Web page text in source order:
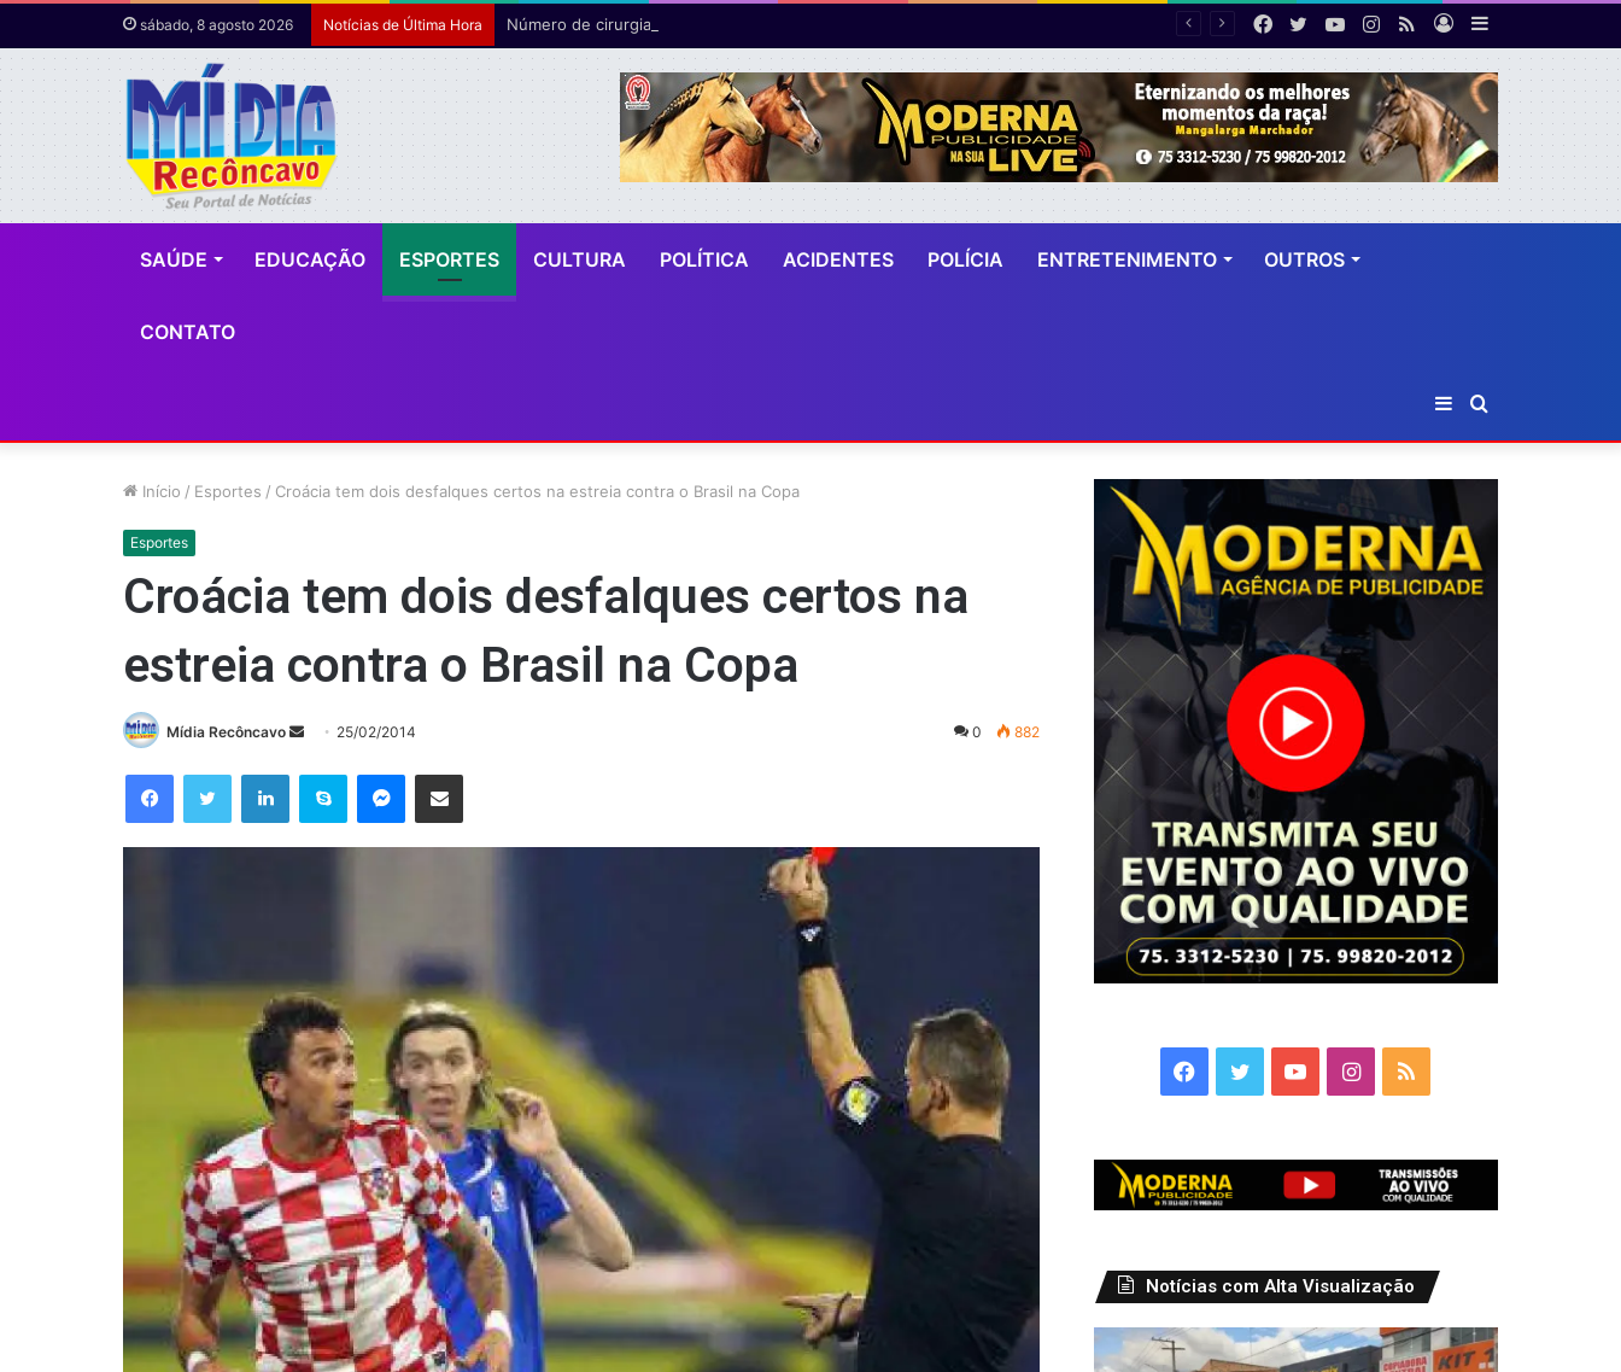
sábado, 8 agosto 2026 Notícias de Última Hora Número de cirurgias plásticas mamárias realizadas pelo SUS cresce 54% em dez anos
Barra
Lateral
Entrar
RSS
Instagram
YouTube
Twitter
Facebook
SAÚDE EDUCAÇÃO ESPORTES CULTURA POLÍTICA ACIDENTES POLÍCIA ENTRETENIMENTO OUTROS
CONTATO
por
Barra
Lateral
Início / Esportes / Croácia tem dois desfalques certos na estreia contra o Brasil na Copa
Esportes
Croácia tem dois desfalques certos na
estreia contra o Brasil na Copa
Mídia Recôncavo
Mande
e-
25/02/2014 0 882
FacebookTwitter LinkedinSkype Messenger
Compartilhar via e-mail
Facebook
TwitterYouTubeInstagram
RSS
Notícias com Alta Visualização